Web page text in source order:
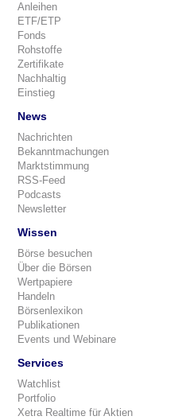
Anleihen
ETF/ETP
Fonds
Rohstoffe
Zertifikate
Nachhaltig
Einstieg
News
Nachrichten
Bekanntmachungen
Marktstimmung
RSS-Feed
Podcasts
Newsletter
Wissen
Börse besuchen
Über die Börsen
Wertpapiere
Handeln
Börsenlexikon
Publikationen
Events und Webinare
Services
Watchlist
Portfolio
Xetra Realtime für Aktien